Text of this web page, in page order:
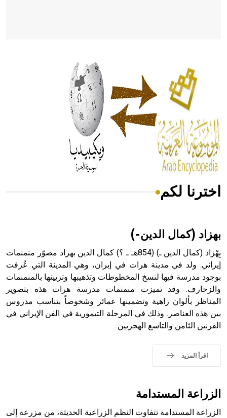
الحكم، الأدلة، تنظيم التغذية، ورسالته في جروح الرأس. ويعود
له الفضل بأنه حرر الطب من الدين والفلسفة.
- هل تعلم أن المرجان إفراز حيواني يتكون في البحر ويتركب
من مادة كربونات الكلسيوم، وهو أحمر أو شديد الحمرة وهو
أجود أنواعه، ويمتاز بكبر الحجم ويسمى الش
هل تعلم أن الأبسيد كلمة فرنسية اللفظ تم اعتمادها مصطلحاً
- هل تعلم أن أبجر Abgar اسم معروف جيداً يعود إلى عدد من
الملوك الذين حكموا مدينة إديسا (الرها) من أبجر الأول وحتى
التاسع، وهم ينتسبون إلى أسرة أوسروين
اخترنا لكم
بهزاد (كمال الدين-)
بِهْزاد (كمال الدين ـ) (854هـ ـ ؟) كمال الدين بهزاد مصوّر منمنمات
إيراني. ولد في مدينة هرات في إيران، وهي المدينة التي عُرفت
بوجود مدرسة فيها لنسخ المخطوطات وتذهيبها وتزيينها بالمنمنمات
والزخارف. وقد تميزت منمنمات مدرسة هرات هذه بتصوير
المناظر بألوان زاهية وتضمينها عمائر وشخوصاً بتناسب مدروس
بين هذه العناصر. وذلك في المرحلة التيمورية في الفن الإيراني في
القرنين الثامن والتاسع الهجريين.
اقرأ المزيد
الزراعة المستدامة
الزراعة المستدامة تتفاوت النظم الزراعية الحديثة، من مزرعة إلى